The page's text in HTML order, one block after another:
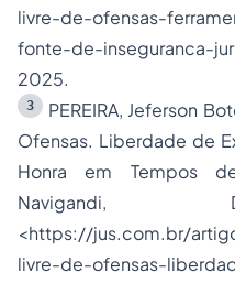
livre-de-ofensas-
fonte-de-inseguranca-
2025.
3
PEREIRA, Jeferson
Ofensas. Liberdade de
Honra em Tempos
Navigandi,
<https://jus.com.br/
livre-de-ofensas-